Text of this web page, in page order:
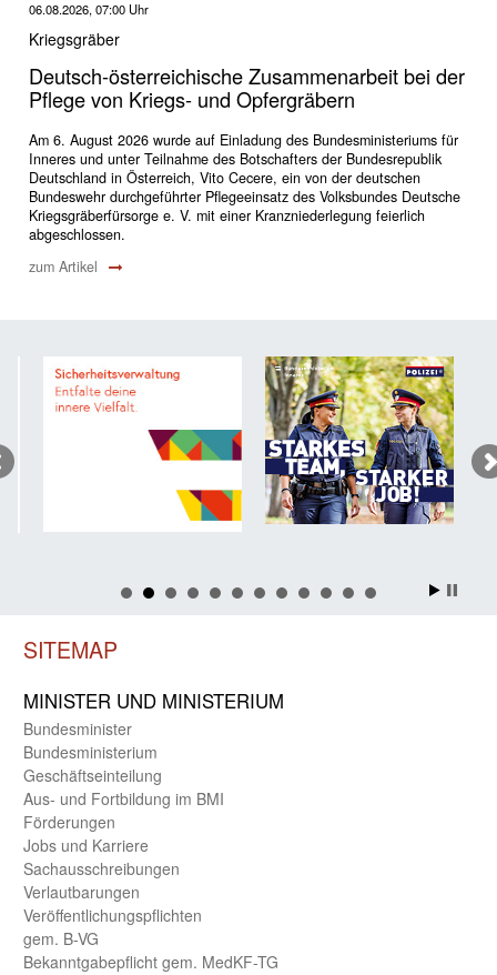
06.08.2026, 07:00 Uhr
Kriegsgräber
Deutsch-österreichische Zusammenarbeit bei der
Pflege von Kriegs- und Opfergräbern
Am 6. August 2026 wurde auf Einladung des Bundesministeriums für
Inneres und unter Teilnahme des Botschafters der Bundesrepublik
Deutschland in Österreich, Vito Cecere, ein von der deutschen
Bundeswehr durchgeführter Pflegeeinsatz des Volksbundes Deutsche
Kriegsgräberfürsorge e. V. mit einer Kranzniederlegung feierlich
abgeschlossen.
zum Artikel
SITEMAP
MINISTER UND MINIST­ERIUM
Bundes­minister
Bundes­ministerium
Geschäfts­einteilung
Aus- und Fortbildung im BMI
Förderungen
Jobs und Karriere
Sachaus­schreibungen
Verlautbarungen
Veröffentlichungspflichten
gem. B-VG
Bekanntgabepflicht gem. MedKF-TG